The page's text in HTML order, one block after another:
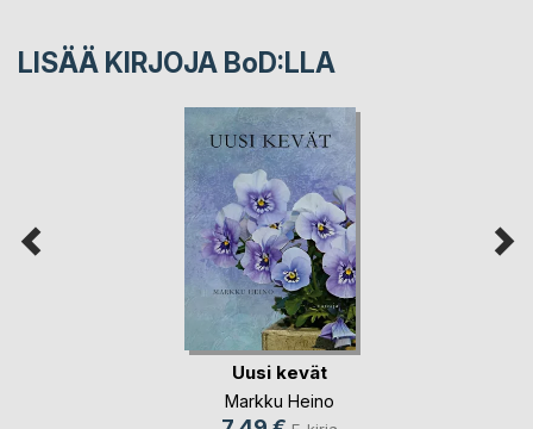
LISÄÄ KIRJOJA BoD:LLA
Uusi kevät
Markku Heino